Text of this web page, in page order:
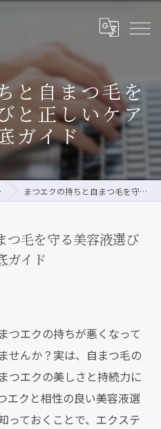
と自まつ毛を
と正しいケア
ガイド
まつエクの持ちと自まつ毛を守る美容液選びと正しいケア方法徹底ガイド
つ毛を守る美容液選び
ガイド
つエクの持ちが悪くなって
せんか？実は、自まつ毛の
つエクの美しさと持続力に
エクと相性の良い美容液選
っておくことで、エクステ